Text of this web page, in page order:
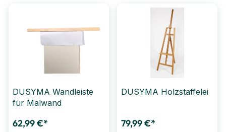
DUSYMA Wandleiste
für Malwand
62,99 €*
DUSYMA Holzstaffelei
79,99 €*